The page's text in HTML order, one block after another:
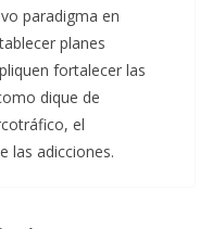
paradigma en
planes
fortalecer las
dique de
el
las adicciones.